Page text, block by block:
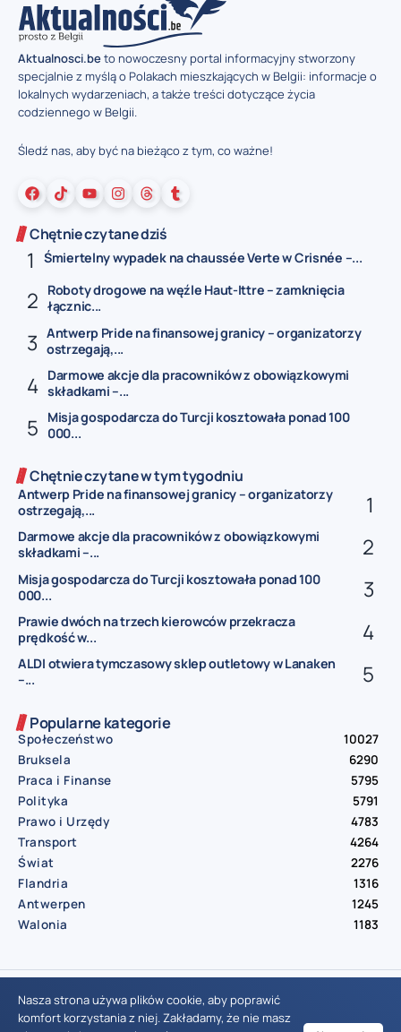
Aktualnosci.beto nowoczesny portal informacyjny stworzony
specjalnie z myślą o Polakach mieszkających w Belgii: informacje o
lokalnych wydarzeniach, a także treści dotyczące życia
codziennego w Belgii.
Śledź nas, aby być na bieżąco z tym, co ważne!
Chętnie czytane dziś
Śmiertelny wypadek na chaussée Verte w Crisnée –...
Roboty drogowe na węźle Haut-Ittre – zamknięcia
łącznic...
Antwerp Pride na finansowej granicy – organizatorzy
ostrzegają,...
Darmowe akcje dla pracowników z obowiązkowymi
składkami –...
Misja gospodarcza do Turcji kosztowała ponad 100
000...
Chętnie czytane w tym tygodniu
Antwerp Pride na finansowej granicy – organizatorzy
ostrzegają,...
Darmowe akcje dla pracowników z obowiązkowymi
składkami –...
Misja gospodarcza do Turcji kosztowała ponad 100
000...
Prawie dwóch na trzech kierowców przekracza
prędkość w...
ALDI otwiera tymczasowy sklep outletowy w Lanaken
–...
Popularne kategorie
Społeczeństwo
10027
Bruksela
6290
Praca i Finanse
5795
Polityka
5791
Prawo i Urzędy
4783
Transport
4264
Świat
2276
Flandria
1316
Antwerpen
1245
Walonia
1183
© Aktualnosci.be – All Right Reserved 2016-2026
Nasza strona używa plików cookie, aby poprawić
komfort korzystania z niej. Zakładamy, że nie masz